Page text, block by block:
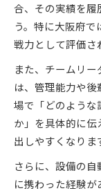
合、その実績を履
う。特に大阪府
戦力として評価さ
また、チームリ
は、管理能力や
場で「どのような
か」を具体的に伝
出しやすくなりま
さらに、設備の
に携わった経験